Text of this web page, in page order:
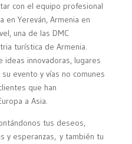
con el equipo profesional
en Yereván, Armenia en
una de las DMC
turística de Armenia.
ideas innovadoras, lugares
evento y vías no comunes
que han
a Asia.
tus deseos,
y esperanzas, y también tu